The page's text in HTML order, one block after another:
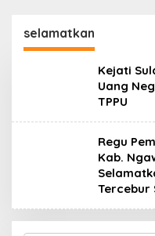
selamatkan
Kejati
Uang
TPPU
Regu
Kab.
Tercebur